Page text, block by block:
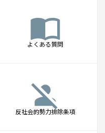
import_contacts
よくある質問
person_off
反社会的勢力排除条項